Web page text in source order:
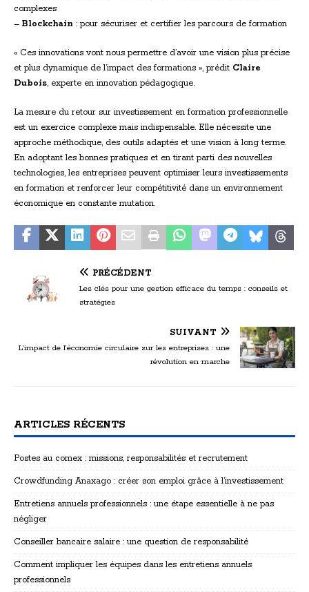
complexes
– Blockchain : pour sécuriser et certifier les parcours de formation
« Ces innovations vont nous permettre d’avoir une vision plus précise
et plus dynamique de l’impact des formations », prédit Claire
Dubois, experte en innovation pédagogique.
La mesure du retour sur investissement en formation professionnelle
est un exercice complexe mais indispensable. Elle nécessite une
approche méthodique, des outils adaptés et une vision à long terme.
En adoptant les bonnes pratiques et en tirant parti des nouvelles
technologies, les entreprises peuvent optimiser leurs investissements
en formation et renforcer leur compétitivité dans un environnement
économique en constante mutation.
PRÉCÉDENT
Les clés pour une gestion efficace du temps : conseils et
stratégies
SUIVANT
L’impact de l’économie circulaire sur les entreprises : une
révolution en marche
ARTICLES RÉCENTS
Postes au comex : missions, responsabilités et recrutement
Crowdfunding Anaxago : créer son emploi grâce à l’investissement
Entretiens annuels professionnels : une étape essentielle à ne pas
négliger
Conseiller bancaire salaire : une question de responsabilité
Comment impliquer les équipes dans les entretiens annuels
professionnels